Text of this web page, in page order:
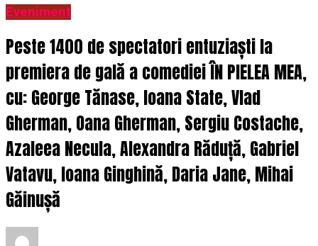
Eveniment
Peste 1400 de spectatori entuziaști la
premiera de gală a comediei ÎN PIELEA MEA,
cu: George Tănase, Ioana State, Vlad
Gherman, Oana Gherman, Sergiu Costache,
Azaleea Necula, Alexandra Răduță, Gabriel
Vatavu, Ioana Ginghină, Daria Jane, Mihai
Găinușă